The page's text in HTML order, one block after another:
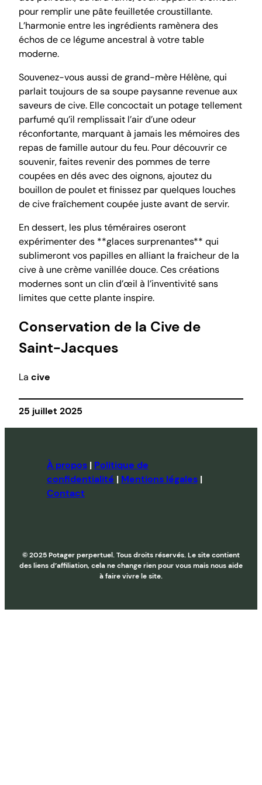
pour remplir une pâte feuilletée croustillante.
L’harmonie entre les ingrédients ramènera des
échos de ce légume ancestral à votre table
moderne.
Souvenez-vous aussi de grand-mère Hélène, qui
parlait toujours de sa soupe paysanne revenue aux
saveurs de cive. Elle concoctait un potage tellement
parfumé qu’il remplissait l’air d’une odeur
réconfortante, marquant à jamais les mémoires des
repas de famille autour du feu. Pour découvrir ce
souvenir, faites revenir des pommes de terre
coupées en dés avec des oignons, ajoutez du
bouillon de poulet et finissez par quelques louches
de cive fraîchement coupée juste avant de servir.
En dessert, les plus téméraires oseront
expérimenter des **glaces surprenantes** qui
sublimeront vos papilles en alliant la fraicheur de la
cive à une crème vanillée douce. Ces créations
modernes sont un clin d’œil à l’inventivité sans
limites que cette plante inspire.
Conservation de la Cive de
Saint-Jacques
La cive
25 juillet 2025
À propos | Politique de
confidentialité | Mentions légales |
Contact
© 2025 Potager perpertuel. Tous droits réservés. Le site contient
des liens d’affiliation, cela ne change rien pour vous mais nous aide
à faire vivre le site.